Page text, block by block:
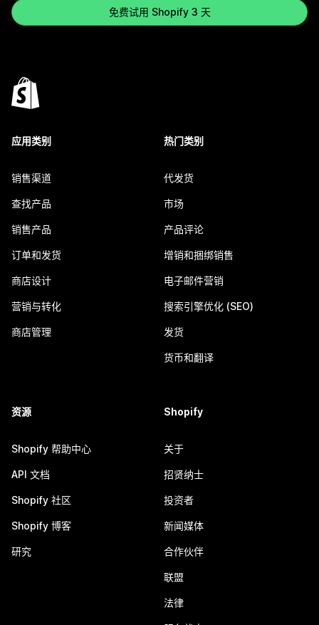
免费试用 Shopify 3 天
应用类别
销售渠道
查找产品
销售产品
订单和发货
商店设计
营销与转化
商店管理
热门类别
代发货
市场
产品评论
增销和捆绑销售
电子邮件营销
搜索引擎优化 (SEO)
发货
货币和翻译
资源
Shopify 帮助中心
API 文档
Shopify 社区
Shopify 博客
研究
Shopify
关于
招贤纳士
投资者
新闻媒体
合作伙伴
联盟
法律